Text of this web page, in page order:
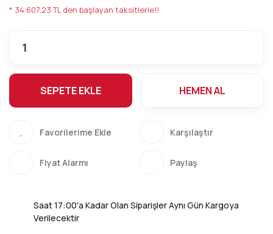
* 34.607,23 TL den başlayan taksitlerle!!
SEPETE EKLE HEMEN AL
Karşılaştır
Fiyat Alarmı Paylaş
Saat 17:00'a Kadar Olan Siparişler Aynı Gün Kargoya
Verilecektir